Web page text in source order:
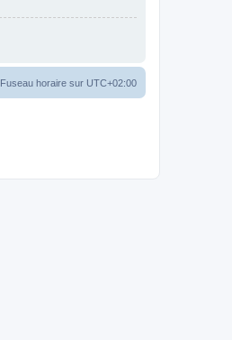
Fuseau horaire sur UTC+02:00